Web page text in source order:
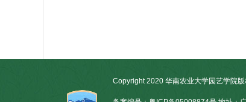
Copyright 2020 华南农业大学园艺学院